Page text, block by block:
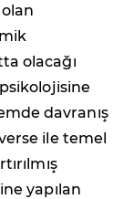
olacağı
davranış
ile temel
yapılan